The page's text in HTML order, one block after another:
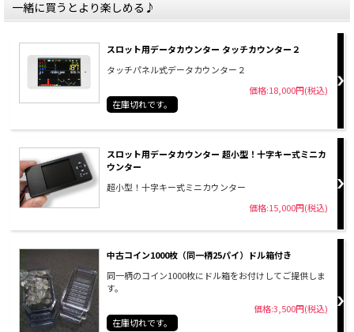
一緒に買うとより楽しめる♪
スロット用データカウンター タッチカウンター２
タッチパネル式データカウンター２
価格:18,000円(税込)
在庫切れです。
スロット用データカウンター 超小型！十字キー式ミニカ
ウンター
超小型！十字キー式ミニカウンター
価格:15,000円(税込)
中古コイン1000枚（同一柄25パイ）ドル箱付き
同一柄のコイン1000枚にドル箱をお付けしてご提供しま
す。
価格:3,500円(税込)
在庫切れです。